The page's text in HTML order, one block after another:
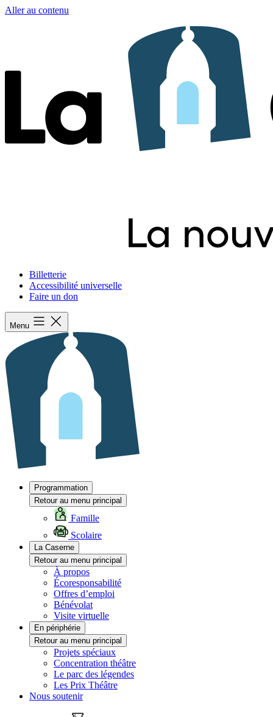
Aller au contenu
Billetterie
Accessibilité universelle
Faire un don
Menu
Programmation
Retour au menu principal
Famille
Scolaire
La Caserne
Retour au menu principal
À propos
Écoresponsabilité
Offres d’emploi
Bénévolat
Visite virtuelle
En périphérie
Retour au menu principal
Projets spéciaux
Concentration théâtre
Le parc des légendes
Les Prix Théâtre
Nous soutenir